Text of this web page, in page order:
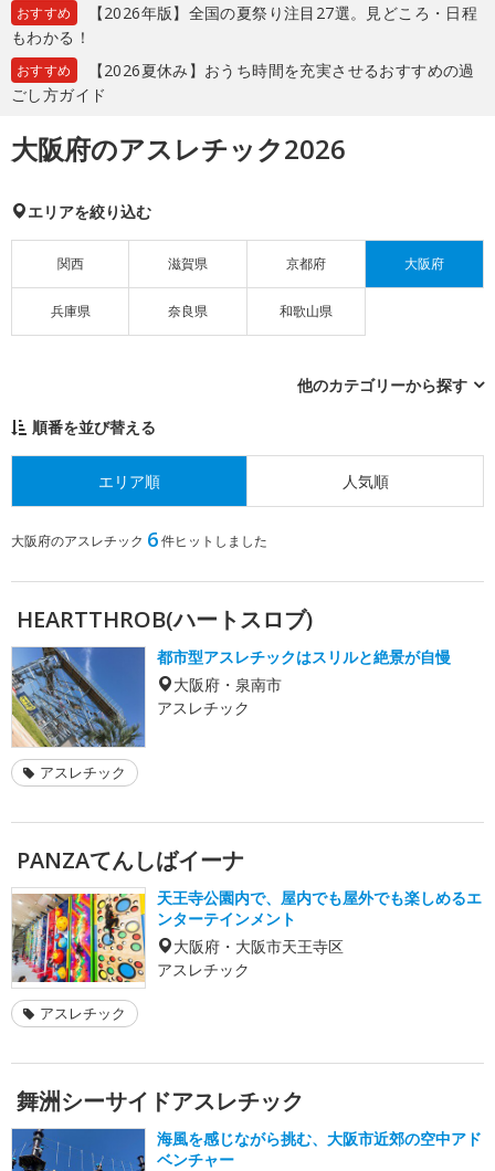
おすすめ
【2026年版】全国の夏祭り注目27選。見どころ・日程
もわかる！
おすすめ
【2026夏休み】おうち時間を充実させるおすすめの過
ごし方ガイド
大阪府のアスレチック2026
エリアを絞り込む
関西 滋賀県 京都府 大阪府
兵庫県 奈良県 和歌山県
他のカテゴリーから探す
順番を並び替える
エリア順 人気順
大阪府のアスレチック 6件ヒットしました
HEARTTHROB(ハートスロブ)
都市型アスレチックはスリルと絶景が自慢
大阪府・泉南市
アスレチック
アスレチック
PANZAてんしばイーナ
天王寺公園内で、屋内でも屋外でも楽しめるエ
ンターテインメント
大阪府・大阪市天王寺区
アスレチック
アスレチック
舞洲シーサイドアスレチック
海風を感じながら挑む、大阪市近郊の空中アド
ベンチャー